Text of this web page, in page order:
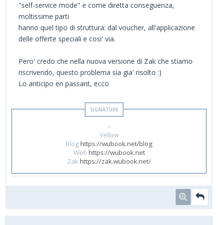
"self-service mode" e come diretta conseguenza,
moltissime parti
hanno quel tipo di struttura: dal voucher, all'applicazione
delle offerte speciali e cosi' via.
Pero' credo che nella nuova versione di Zak che stiamo
riscrivendo, questo problema sia gia' risolto :)
Lo anticipo en passant, ecco
--
Yellow
Bloghttps://wubook.net/blog
Web https://wubook.net
Zakhttps://zak.wubook.net/